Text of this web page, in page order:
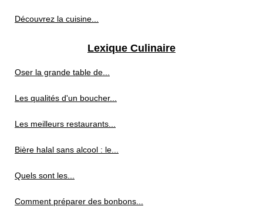
Découvrez la cuisine...
Lexique Culinaire
Oser la grande table de...
Les qualités d'un boucher...
Les meilleurs restaurants...
Bière halal sans alcool : le...
Quels sont les...
Comment préparer des bonbons...